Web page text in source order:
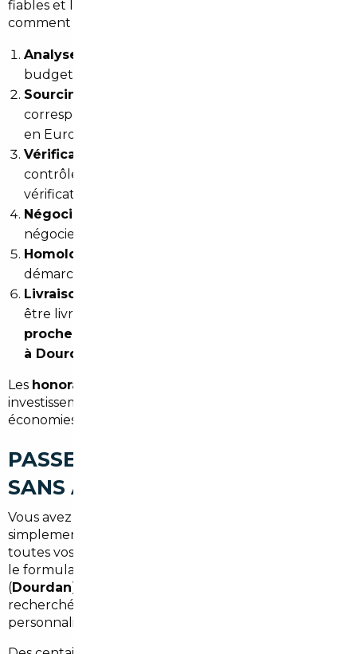
fiables et les démarches administratives. Voici
comment se déroule l'accompagnement :
Analyse de votre besoin
budget, usage quotidien, délai souhaité.
Sourcing européen
correspondantes auprès de réseaux partenaires
en Europe.
Vérification technique et administrative
contrôle de l'historique, validation des documents,
vérification anti-vol.
Négociation et achat sécurisé
négocie en votre nom et sécurise la transaction.
Homologation et immatriculation
démarches françaises sont prises en charge.
Livraison
être livrée
proche (Paris)
à Dourdan
Les honoraires démarrent à partir de 1 500 €
investissement largement compensé par les
économies réalisées sur le prix du véhicule.
PASSEZ À L'ÉTAPE SUIVANTE
SANS ATTENDRE
Vous avez un projet d'achat précis ou vous explorez
simplement vos options ? Notre équipe répond à
toutes vos questions, sans engagement. Renseignez
le formulaire de contact en précisant votre ville
(Dourdan), votre budget et le type de véhicule
recherché. Vous recevrez une proposition
personnalisée sous